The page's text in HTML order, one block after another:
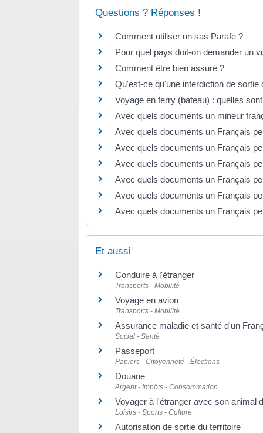
Questions ? Réponses !
Comment utiliser un sas Parafe ?
Pour quel pays doit-on demander un
Comment être bien assuré ?
Qu'est-ce qu'une interdiction de
Voyage en ferry (bateau) : quelles
Avec quels documents un mineur
Avec quels documents un Français
Avec quels documents un Français
Avec quels documents un Français
Avec quels documents un Français
Avec quels documents un Français
Avec quels documents un Français
Et aussi
Conduire à l'étranger
Transports - Mobilité
Voyage en avion
Transports - Mobilité
Assurance maladie et santé d'un
Social - Santé
Passeport
Papiers - Citoyenneté - Élections
Douane
Argent - Impôts - Consommation
Voyager à l'étranger avec son animal
Loisirs - Sports - Culture
Autorisation de sortie du territoire